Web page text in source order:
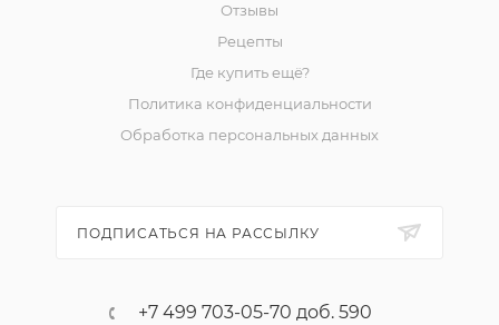
Отзывы
Рецепты
Где купить ещё?
Политика конфиденциальности
Обработка персональных данных
ПОДПИСАТЬСЯ НА РАССЫЛКУ
+7 499 703-05-70 доб. 590